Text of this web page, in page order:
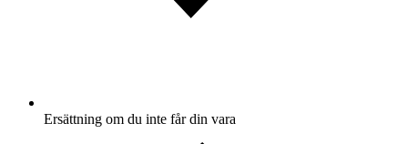
Ersättning om du inte får din vara